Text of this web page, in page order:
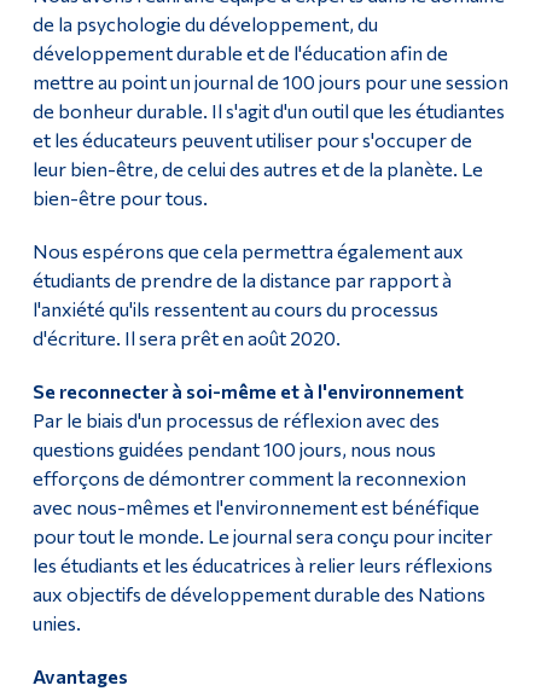
de la psychologie du développement, du
développement durable et de l'éducation afin de
mettre au point un journal de 100 jours pour une session
de bonheur durable. Il s'agit d'un outil que les étudiantes
et les éducateurs peuvent utiliser pour s'occuper de
leur bien-être, de celui des autres et de la planète. Le
bien-être pour tous.
Nous espérons que cela permettra également aux
étudiants de prendre de la distance par rapport à
l'anxiété qu'ils ressentent au cours du processus
d'écriture. Il sera prêt en août 2020.
Se reconnecter à soi-même et à l'environnement
Par le biais d'un processus de réflexion avec des
questions guidées pendant 100 jours, nous nous
efforçons de démontrer comment la reconnexion
avec nous-mêmes et l'environnement est bénéfique
pour tout le monde. Le journal sera conçu pour inciter
les étudiants et les éducatrices à relier leurs réflexions
aux objectifs de développement durable des Nations
unies.
Avantages